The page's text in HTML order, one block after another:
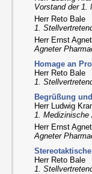
Vorstand der 1.
Herr Reto Bale
1.
Herr Ernst
Agneter
Homage an
Herr Reto Bale
1.
Begrüßung
Herr Ludwig
1.
Herr Ernst
Agneter
Herr Reto Bale
1.